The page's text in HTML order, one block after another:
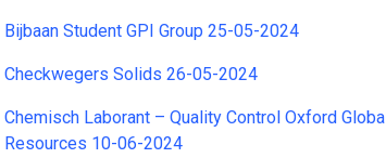
Bijbaan Student GPI Group 25-05-2024
Checkwegers Solids 26-05-2024
Chemisch Laborant – Quality Control Oxford Global
Resources 10-06-2024